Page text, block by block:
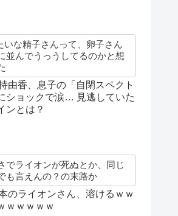
いな精子さんって、卵子さん
並んでうっうしてるのかと想
由香、息子の「自閉スペクト
ショックで涙… 見逃していた
ンとは？
でライオンが死ぬとか、同じ
も言えんの？の末路か
のライオンさん、溶けるｗｗ
ｗｗｗｗｗ